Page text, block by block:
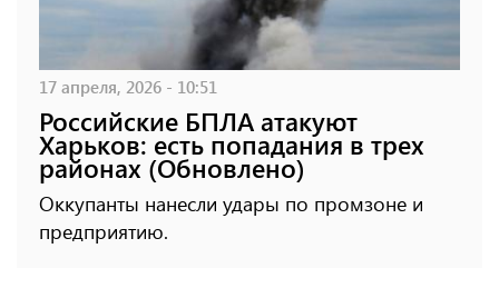
17 апреля, 2026 - 10:51
Российские БПЛА атакуют
Харьков: есть попадания в трех
районах (Обновлено)
Оккупанты нанесли удары по промзоне и
предприятию.